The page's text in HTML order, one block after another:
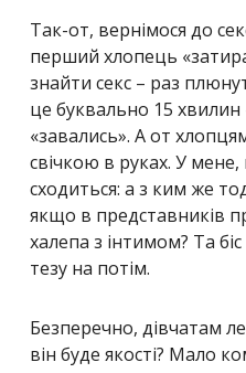
Так-от, вернімося до
перший хлопець
знайти секс – раз
це буквально 15 хвилин
«завались». А от
свічкою в руках. У
сходиться: а з ким же
якщо в представників
халепа з інтимом? Та
тезу на потім.
Безперечно, дівчатам
він буде якості? Мало